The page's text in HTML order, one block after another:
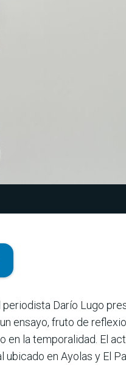
Darío Lugo
ensayo, fruto de
la temporalidad. El
en Ayolas y El